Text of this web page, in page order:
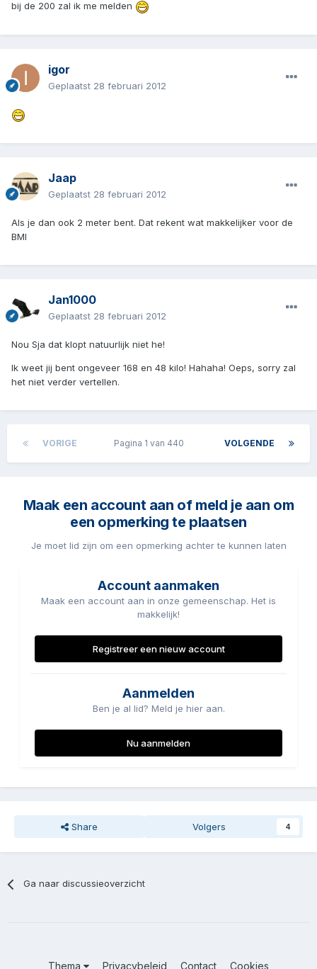
bij de 200 zal ik me melden
igor
Geplaatst 28 februari 2012
Jaap
Geplaatst 28 februari 2012
Als je dan ook 2 meter bent. Dat rekent wat makkelijker voor de
BMI
Jan1000
Geplaatst 28 februari 2012
Nou Sja dat klopt natuurlijk niet he!
Ik weet jij bent ongeveer 168 en 48 kilo! Hahaha! Oeps, sorry zal
het niet verder vertellen.
VORIGE VOLGENDE
Pagina 1 van 440
Maak een account aan of meld je aan om
een opmerking te plaatsen
Je moet lid zijn om een opmerking achter te kunnen laten
Account aanmaken
Maak een account aan in onze gemeenschap. Het is
makkelijk!
Registreer een nieuw account
Aanmelden
Ben je al lid? Meld je hier aan.
Nu aanmelden
Share Volgers 4
Ga naar discussieoverzicht
Thema Privacybeleid Contact Cookies